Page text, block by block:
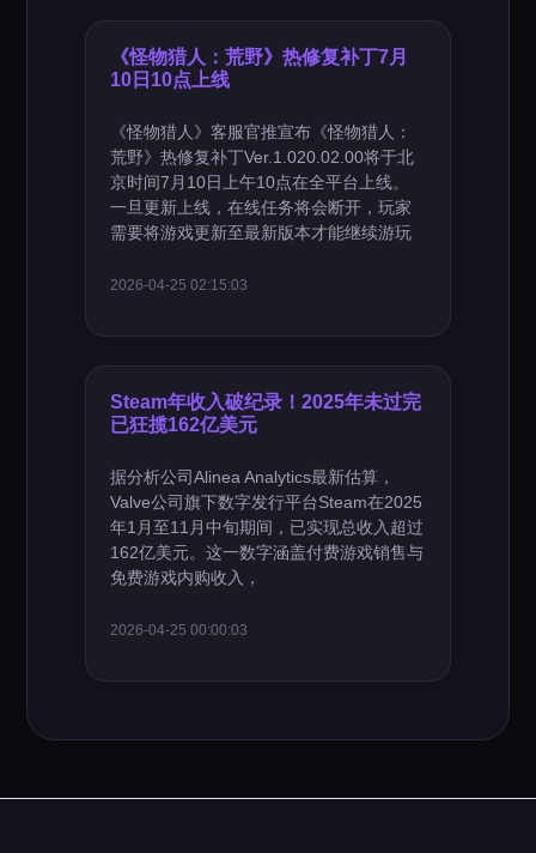
《怪物猎人：荒野》热修复补丁7月
10日10点上线
《怪物猎人》客服官推宣布《怪物猎人：
荒野》热修复补丁Ver.1.020.02.00将于北
京时间7月10日上午10点在全平台上线。
一旦更新上线，在线任务将会断开，玩家
需要将游戏更新至最新版本才能继续游玩
2026-04-25 02:15:03
Steam年收入破纪录！2025年未过完
已狂揽162亿美元
据分析公司Alinea Analytics最新估算，
Valve公司旗下数字发行平台Steam在2025
年1月至11月中旬期间，已实现总收入超过
162亿美元。这一数字涵盖付费游戏销售与
免费游戏内购收入，
2026-04-25 00:00:03